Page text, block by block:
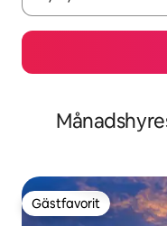
Gästfavorit
Gästfavorit